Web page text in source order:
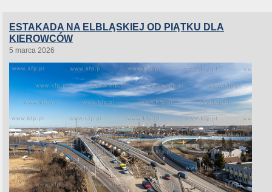
ESTAKADA NA ELBLĄSKIEJ OD PIĄTKU DLA
KIEROWCÓW
5 marca 2026